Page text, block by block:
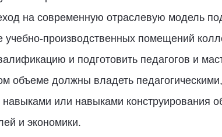
на современную отраслевую модель
учебно-производственных помещений
и подготовить педагогов и
объеме должны владеть
или навыками конструирования
и экономики.